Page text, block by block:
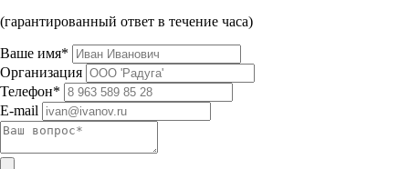
(гарантированный ответ в течение часа)
Ваше имя*
Организация
Телефон*
E-mail